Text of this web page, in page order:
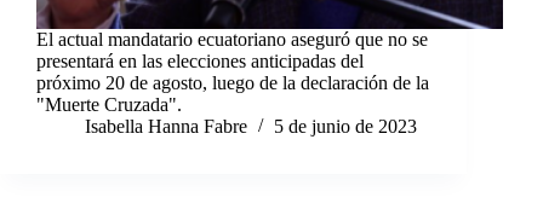
El actual mandatario ecuatoriano aseguró que no se
presentará en las elecciones anticipadas del
próximo 20 de agosto, luego de la declaración de la
"Muerte Cruzada".
Isabella Hanna Fabre
5 de junio de 2023